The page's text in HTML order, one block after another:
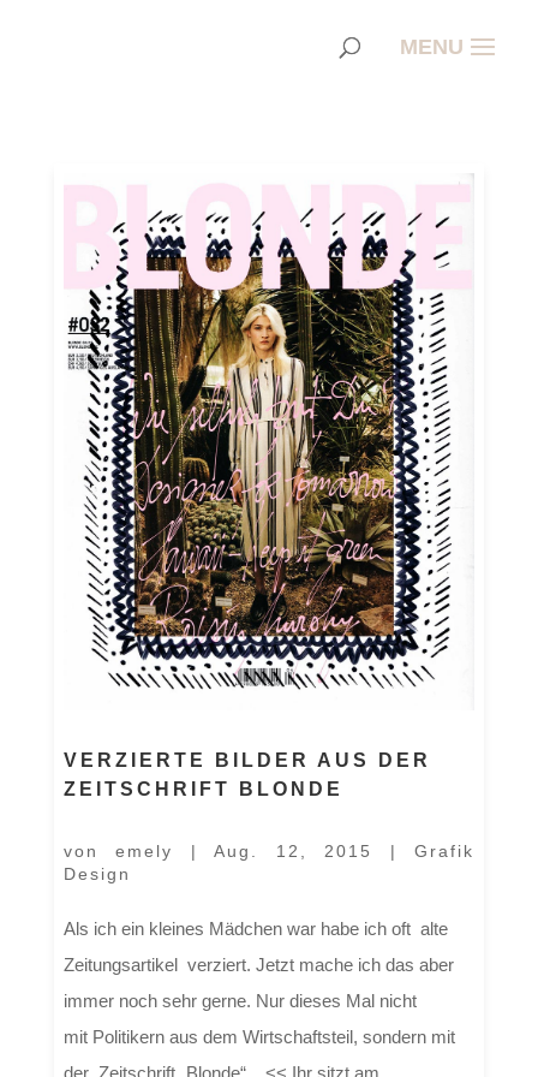
VERZIERTE BILDER AUS DER
ZEITSCHRIFT BLONDE
vonemely |Aug. 12, 2015 |Grafik
Design
Als ich ein kleines Mädchen war habe ich oft alte
Zeitungsartikel verziert. Jetzt mache ich das aber
immer noch sehr gerne. Nur dieses Mal nicht
mit Politikern aus dem Wirtschaftsteil, sondern mit
der Zeitschrift „Blonde“ . << Ihr sitzt am...